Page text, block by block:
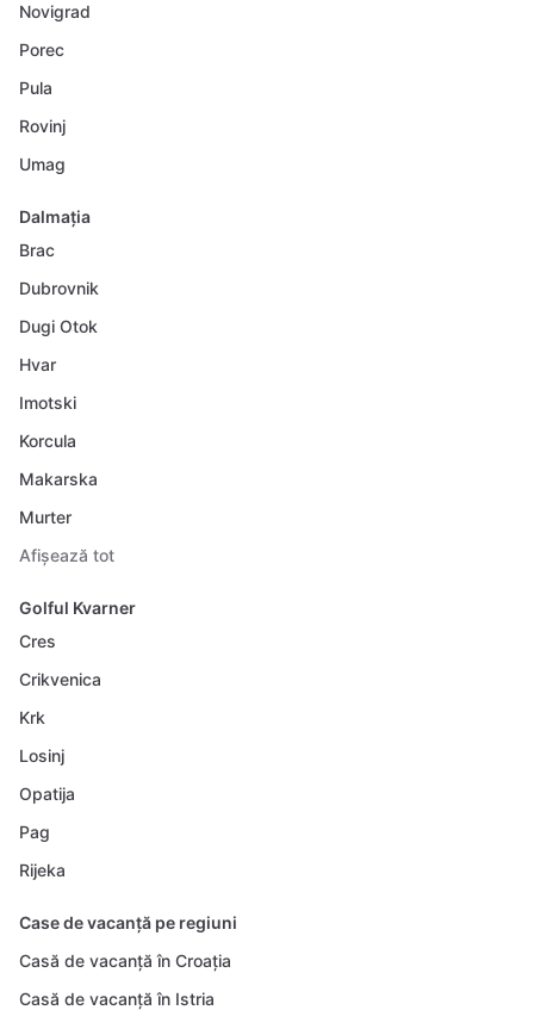
Novigrad
Porec
Pula
Rovinj
Umag
Dalmația
Brac
Dubrovnik
Dugi Otok
Hvar
Imotski
Korcula
Makarska
Murter
Afișează tot
Golful Kvarner
Cres
Crikvenica
Krk
Losinj
Opatija
Pag
Rijeka
Case de vacanță pe regiuni
Casă de vacanță în Croația
Casă de vacanță în Istria